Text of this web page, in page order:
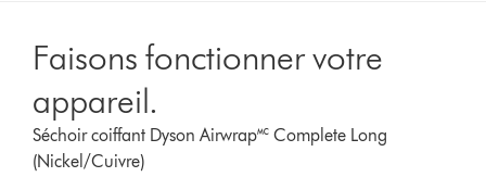
Faisons fonctionner votre
appareil.
Séchoir coiffant Dyson Airwrap🅪 Complete Long
(Nickel/Cuivre)